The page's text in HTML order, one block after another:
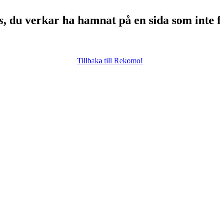
, du verkar ha hamnat på en sida som inte
Tillbaka till Rekomo!